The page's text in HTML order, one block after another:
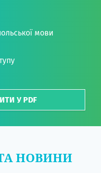
мови
У PDF
НОВИНИ